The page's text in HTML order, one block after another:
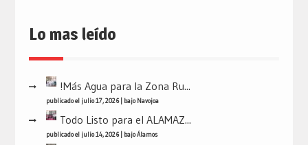
Lo mas leído
!Más Agua para la Zona Ru...
publicado el julio 17, 2026| bajoNavojoa
Todo Listo para el ALAMAZ...
publicado el julio 14, 2026| bajoÁlamos